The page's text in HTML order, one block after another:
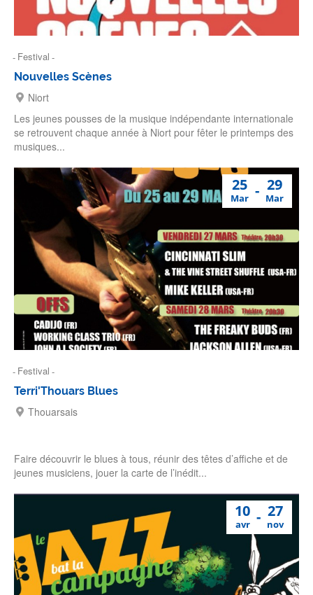
Festival
Nouvelles Scènes
Niort
Les jeunes pousses de la musique indépendante internationale
se retrouvent chaque année à Niort pour fêter le printemps des
musiques...
25
Mar
29
Mar
Festival
Terri'Thouars Blues
Thouarsais
Faire découvrir le blues à tous, réunir des têtes d’affiche et de
jeunes musiciens, jouer la carte de l’inédit...
10
avr
27
nov